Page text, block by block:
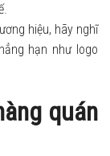
hiệu, hãy nghĩ
hạn như logo
quán